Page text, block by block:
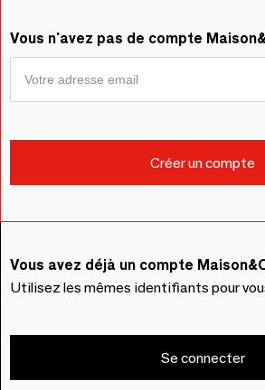
Vous n'avez pas de compte
Vous avez déjà un compte
Utilisez les mêmes identifiants pour
Se connecter